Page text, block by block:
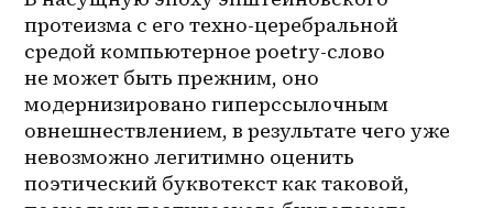
протеизма с его техно-церебральной
средой компьютерное poetry-слово
не может быть прежним, оно
модернизировано гиперссылочным
овнешнествлением, в результате чего уже
невозможно легитимно оценить
поэтический буквотекст как таковой,